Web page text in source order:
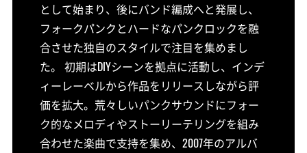
として始まり、後にバンド編成へと発展し、
フォークパンクとハードなパンクロックを融
合させた独自のスタイルで注目を集めまし
た。 初期はDIYシーンを拠点に活動し、インデ
ィーレーベルから作品をリリースしながら評
価を拡大。荒々しいパンクサウンドにフォー
ク的なメロディやストーリーテリングを組み
合わせた楽曲で支持を集め、2007年のアルバ